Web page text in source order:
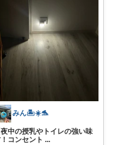
みん🏝️☀️🐬
夜中の授乳やトイレの強い味
コンセント ...